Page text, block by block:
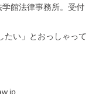
館法律事務所。受付
い」とおっしゃって